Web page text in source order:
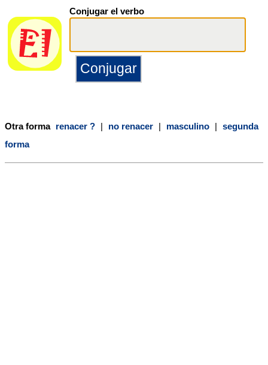
Conjugar el verbo
Otra forma renacer ? | no renacer | masculino | segunda
forma